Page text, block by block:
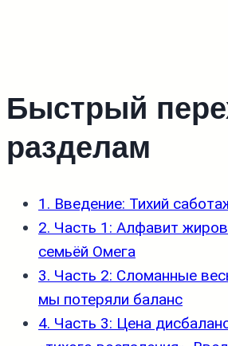
Быстрый
разделам
1. Введение: Тихий
2. Часть 1: Алфавит
семьёй Омега
3. Часть 2: Сломанные
мы потеряли баланс
4. Часть 3: Цена